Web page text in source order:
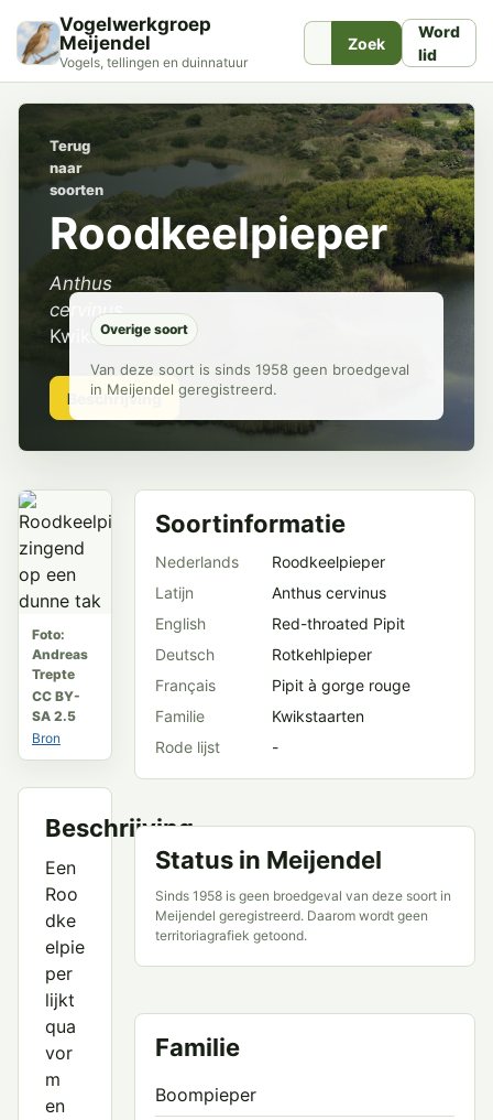
Vogelwerkgroep
Meijendel
Vogels, tellingen en duinnatuur
Zoek
Word
lid
Terug
naar
soorten
Roodkeelpieper
Anthus
cervinus
Kwikstaarten
Beschrijving
Overige soort
Van deze soort is sinds 1958 geen broedgeval
in Meijendel geregistreerd.
Foto:
Andreas
Trepte
CC BY-
SA 2.5
Bron
Beschrijving
Een
Roo
dke
elpie
per
lijkt
qua
vor
m
en
Soortinformatie
Nederlands
Roodkeelpieper
Latijn
Anthus cervinus
English
Red-throated Pipit
Deutsch
Rotkehlpieper
Français
Pipit à gorge rouge
Familie
Kwikstaarten
Rode lijst
-
Status in Meijendel
Sinds 1958 is geen broedgeval van deze soort in
Meijendel geregistreerd. Daarom wordt geen
territoriagrafiek getoond.
Familie
Boompieper